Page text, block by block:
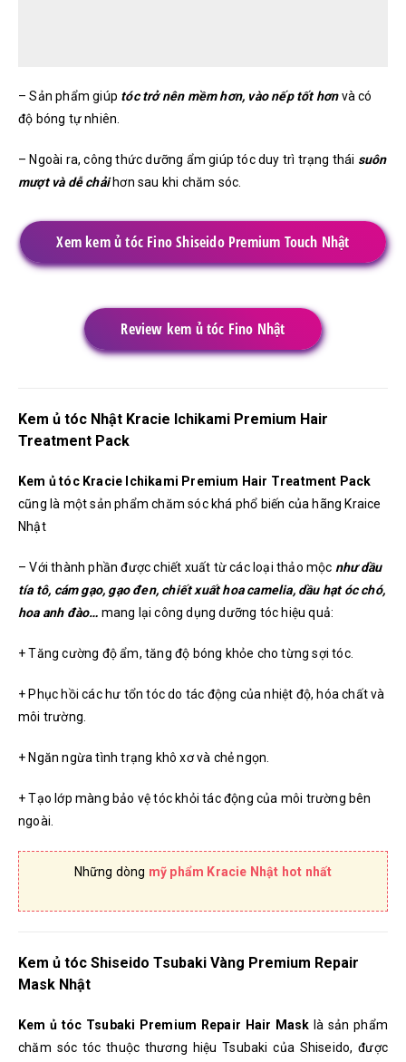
– Sản phẩm giúp tóc trở nên mềm hơn, vào nếp tốt hơnvà có
độ bóng tự nhiên.
– Ngoài ra, công thức dưỡng ẩm giúp tóc duy trì trạng thái suôn
mượt và dễ chảihơn sau khi chăm sóc.
Xem kem ủ tóc Fino Shiseido Premium Touch Nhật
Review kem ủ tóc Fino Nhật
Kem ủ tóc Nhật Kracie Ichikami Premium Hair
Treatment Pack
Kem ủ tóc Kracie Ichikami Premium Hair Treatment Pack
cũng là một sản phẩm chăm sóc khá phổ biến của hãng Kraice
Nhật
– Với thành phần được chiết xuất từ các loại thảo mộc như dầu
tía tô, cám gạo, gạo đen, chiết xuất hoa camelia, dầu hạt óc chó,
hoa anh đào… mang lại công dụng dưỡng tóc hiệu quả:
+ Tăng cường độ ẩm, tăng độ bóng khỏe cho từng sợi tóc.
+ Phục hồi các hư tổn tóc do tác động của nhiệt độ, hóa chất và
môi trường.
+ Ngăn ngừa tình trạng khô xơ và chẻ ngọn.
+ Tạo lớp màng bảo vệ tóc khỏi tác động của môi trường bên
ngoài.
Những dòng mỹ phẩm Kracie Nhật hot nhất
Kem ủ tóc Shiseido Tsubaki Vàng Premium Repair
Mask Nhật
Kem ủ tóc Tsubaki Premium Repair Hair Mask là sản phẩm
chăm sóc tóc thuộc thương hiệu Tsubaki của Shiseido, được